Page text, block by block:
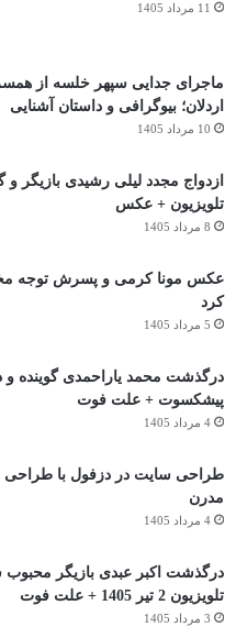
11 مرداد 1405
ماجرای جدایی سپهر خلسه از
اردلان؛ بیوگرافی و داستان آشنایی
10 مرداد 1405
ازدواج مجدد لیلی رشیدی بازیگر و
تلویزیون + عکس
8 مرداد 1405
عکس مونا کرمی و پسرش توجه
کرد
5 مرداد 1405
درگذشت محمد یاراحمدی گوینده و
پیشکسوت + علت فوت
4 مرداد 1405
طراحی سایت در دزفول با طراحی
مدرن
4 مرداد 1405
درگذشت اکبر عبدی بازیگر محبوب
تلویزیون 2 تیر 1405 + علت فوت
3 مرداد 1405